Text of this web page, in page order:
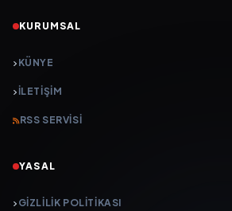
KURUMSAL
KÜNYE
İLETIŞIM
RSS SERVISI
YASAL
GIZLILIK POLITIKASI